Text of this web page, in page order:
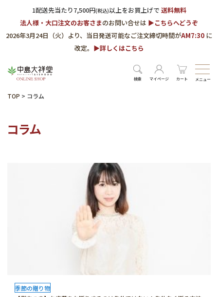
1配送先当たり7,500円(税込)以上をお買上げで 送料無料
法人様・大口注文のお客さまのお問い合せは ▶︎こちらへどうぞ
2026年3月24日（火）より、当日発送可能なご注文締切時間がAM7:30 に
改定。 ▶︎詳しくはこちら
検索 マイページ カート メニュー
TOP > コラム
コラム
季節の贈り物